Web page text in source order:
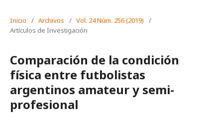
Inicio / Archivos / Vol. 24 Núm. 256 (2019)
/
Artículos de Investigación
Comparación de la condición
física entre futbolistas
argentinos amateur y semi-
profesional